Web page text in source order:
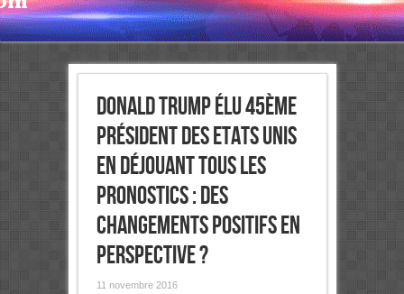
Donald Trump élu 45ème
Président des Etats Unis
en déjouant tous les
pronostics : Des
changements positifs en
perspective ?
11 novembre 2016